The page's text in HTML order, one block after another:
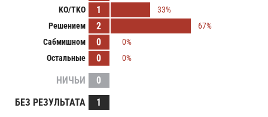
KO/TKO 1
33%
Решением
2
67%
Сабмишном
0
0%
Остальные
0 0%
НИЧЬИ
0
БЕЗ РЕЗУЛЬТАТА
1